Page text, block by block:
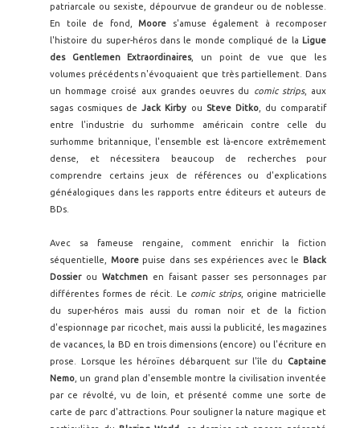
patriarcale ou sexiste, dépourvue de grandeur ou de noblesse.
En toile de fond, Moore s'amuse également à recomposer
l'histoire du super-héros dans le monde compliqué de la Ligue
des Gentlemen Extraordinaires, un point de vue que les
volumes précédents n'évoquaient que très partiellement. Dans
un hommage croisé aux grandes oeuvres du
comic strips, aux
sagas cosmiques deJack Kirby ou Steve Ditko, du comparatif
entre l'industrie du surhomme américain contre celle du
surhomme britannique, l'ensemble est là-encore extrêmement
dense, et nécessitera beaucoup de recherches pour
comprendre certains jeux de références ou d'explications
généalogiques dans les rapports entre éditeurs et auteurs de
BDs.
Avec sa fameuse rengaine, comment enrichir la fiction
séquentielle, Moorepuise dans ses expériences avec le
Black
Dossier ou Watchmenen faisant passer ses personnages par
différentes formes de récit. Le comic strips, origine matricielle
du super-héros mais aussi du roman noir et de la fiction
d'espionnage par ricochet, mais aussi la publicité, les magazines
de vacances, la BD en trois dimensions (encore) ou l'écriture en
prose. Lorsque les héroïnes débarquent sur l'île du Captaine
Nemo , un grand plan d'ensemble montre la civilisation inventée
par ce révolté, vu de loin, et présenté comme une sorte de
carte de parc d'attractions. Pour souligner la nature magique et